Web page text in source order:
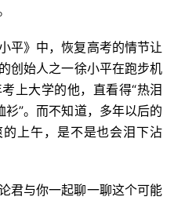
平》中，恢复高考的情节让
创始人之一徐小平在跑步机
上大学的他，直看得“热泪
”。而不知道，多年以后的
上午，是不是也会泪下沾
君与你一起聊一聊这个可能